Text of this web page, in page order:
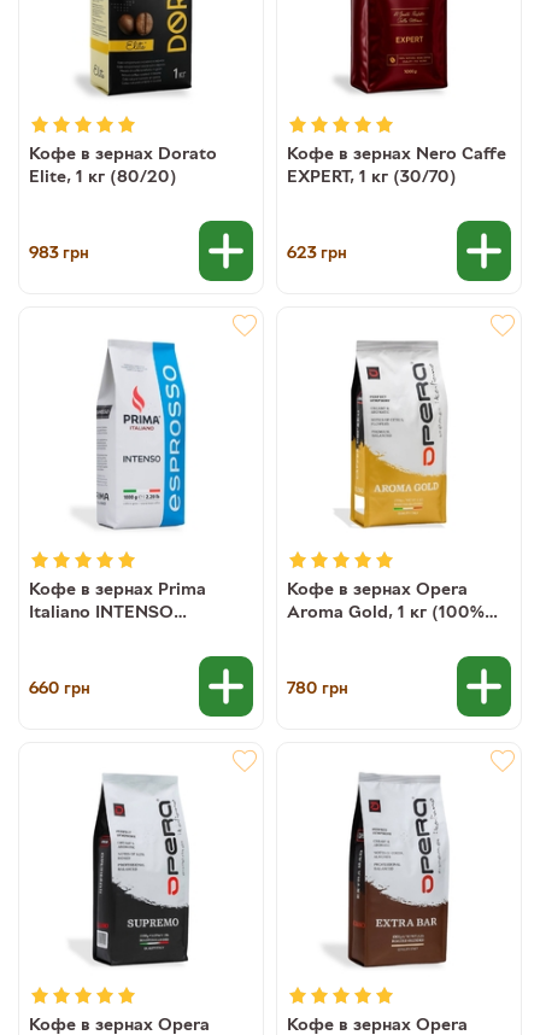
Кофе в зернах Dorato
Elite, 1 кг (80/20)
983грн
Кофе в зернах Nero Caffe
EXPERT, 1 кг (30/70)
623грн
Кофе в зернах Prima
Italiano INTENSO
660 грн
Кофе в зернах Opera
Aroma Gold, 1 кг (100%
780 грн
Кофе в зернах Opera
Кофе в зернах Opera